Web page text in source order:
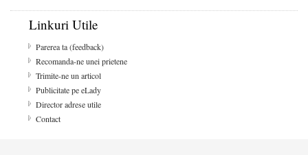
Linkuri Utile
Parerea ta (feedback)
Recomanda-ne unei prietene
Trimite-ne un articol
Publicitate pe eLady
Director adrese utile
Contact